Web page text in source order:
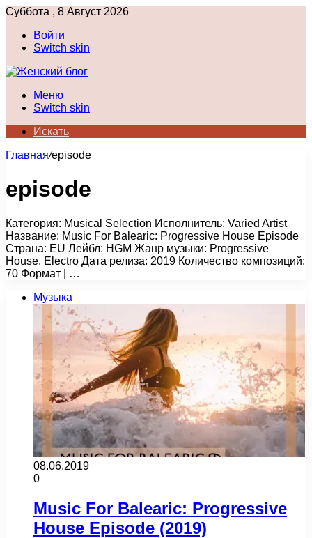
Суббота , 8 Август 2026
Войти
Switch skin
Меню
Switch skin
Искать
Главная/episode
episode
Категория: Musical Selection Исполнитель: Varied Artist
Название: Music For Balearic: Progressive House Episode
Страна: EU Лейбл: HGM Жанр музыки: Progressive
House, Electro Дата релиза: 2019 Количество композиций:
70 Формат | …
Музыка
08.06.2019
0
Music For Balearic: Progressive
House Episode (2019)